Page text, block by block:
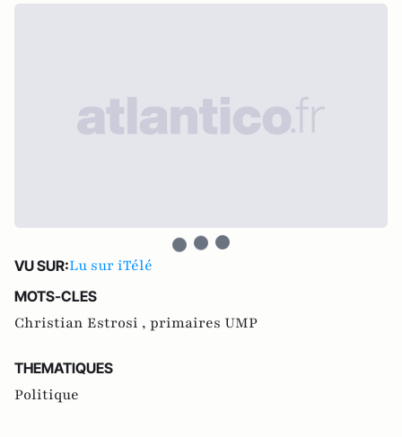
VU SUR:Lu sur iTélé
MOTS-CLES
Christian Estrosi , primaires UMP
THEMATIQUES
Politique